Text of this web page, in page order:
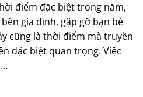
điểm đặc biệt trong năm,
gia đình, gặp gỡ bạn bè
cũng là thời điểm mà truyền
đặc biệt quan trọng. Việc